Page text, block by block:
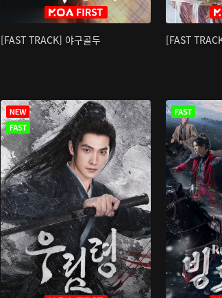
[FAST TRACK] 야구골두 [FAST